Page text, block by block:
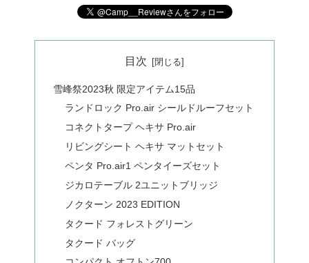
目次
雪峰祭2023秋 限定アイテム15品
ランドロック Pro.air シールドルーフセット
コネクトタープ ヘキサ Pro.air
リビングシート ヘキサ マットセット
ペンタ Pro.air1 ペンタイーズセット
ジカロテーブル 2ユニットブリッジ
ノクターン 2023 EDITION
タクード フォレストグリーン
タクード バッグ